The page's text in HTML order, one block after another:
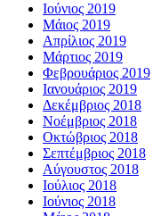
Ιούνιος 2019
Μάιος 2019
Απρίλιος 2019
Μάρτιος 2019
Φεβρουάριος 2019
Ιανουάριος 2019
Δεκέμβριος 2018
Νοέμβριος 2018
Οκτώβριος 2018
Σεπτέμβριος 2018
Αύγουστος 2018
Ιούλιος 2018
Ιούνιος 2018